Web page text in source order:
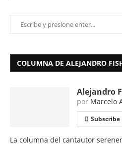
COLUMNA DE ALEJANDRO
Alejandro
por Marcelo
Subscribe
La columna del cantautor